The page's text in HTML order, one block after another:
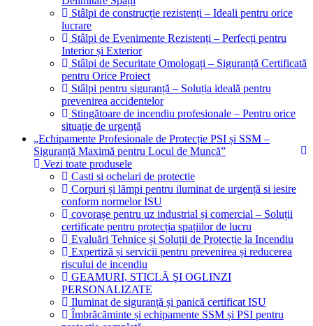
Stâlpi de construcție rezistenți – Ideali pentru orice
lucrare
Stâlpi de Evenimente Rezistenți – Perfecți pentru
Interior și Exterior
Stâlpi de Securitate Omologați – Siguranță Certificată
pentru Orice Proiect
Stâlpi pentru siguranță – Soluția ideală pentru
prevenirea accidentelor
Stingătoare de incendiu profesionale – Pentru orice
situație de urgență
„Echipamente Profesionale de Protecție PSI și SSM –
Siguranță Maximă pentru Locul de Muncă”
Vezi toate produsele
Casti si ochelari de protectie
Corpuri și lămpi pentru iluminat de urgență si iesire
conform normelor ISU
covorașe pentru uz industrial și comercial – Soluții
certificate pentru protecția spațiilor de lucru
Evaluări Tehnice și Soluții de Protecție la Incendiu
Expertiză și servicii pentru prevenirea și reducerea
riscului de incendiu
GEAMURI, STICLĂ ŞI OGLINZI
PERSONALIZATE
Iluminat de siguranță și panică certificat ISU
Îmbrăcăminte și echipamente SSM și PSI pentru